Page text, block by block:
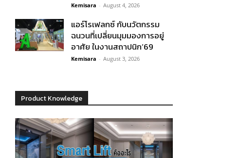
Kemisara - August 4, 2026
แอร์โรเฟลกซ์ กับนวัตกรรม
ฉนวนที่เปลี่ยนมุมมองการอยู่
อาศัย ในงานสถาปนิก’69
Kemisara - August 3, 2026
Product Knowledge